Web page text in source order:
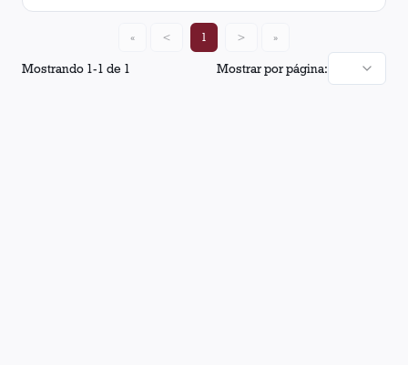
Mostrando 1-1 de 1 Mostrar por página:
« < 1 > »